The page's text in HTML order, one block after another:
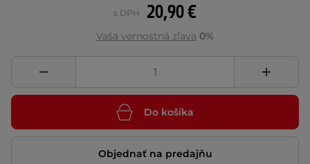
20,90 €
s DPH
Vaša vernostná zľava 0%
Do košíka
Objednať na predajňu